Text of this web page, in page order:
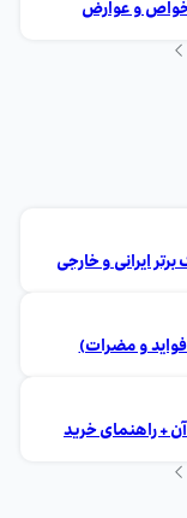
و مضرات)
+ راهنمای خرید